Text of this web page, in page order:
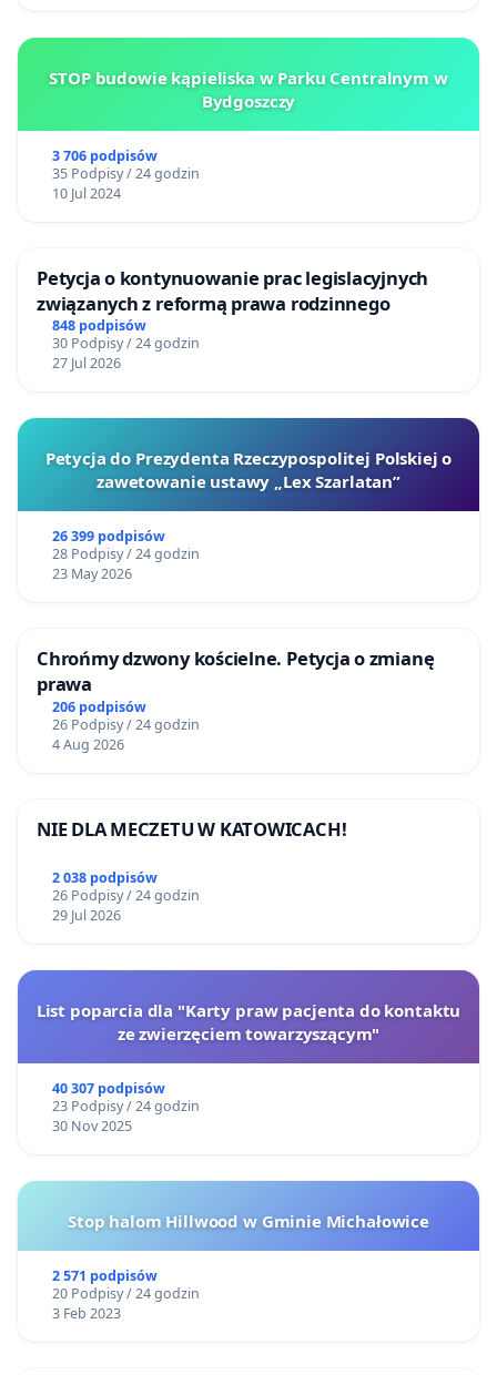
STOP budowie kąpieliska w Parku Centralnym w
Bydgoszczy
3 706 podpisów
35 Podpisy / 24 godzin
10 Jul 2024
Petycja o kontynuowanie prac legislacyjnych
związanych z reformą prawa rodzinnego
848 podpisów
30 Podpisy / 24 godzin
27 Jul 2026
Petycja do Prezydenta Rzeczypospolitej Polskiej o
zawetowanie ustawy „Lex Szarlatan”
26 399 podpisów
28 Podpisy / 24 godzin
23 May 2026
Chrońmy dzwony kościelne. Petycja o zmianę
prawa
206 podpisów
26 Podpisy / 24 godzin
4 Aug 2026
NIE DLA MECZETU W KATOWICACH!
2 038 podpisów
26 Podpisy / 24 godzin
29 Jul 2026
List poparcia dla "Karty praw pacjenta do kontaktu
ze zwierzęciem towarzyszącym"
40 307 podpisów
23 Podpisy / 24 godzin
30 Nov 2025
Stop halom Hillwood w Gminie Michałowice
2 571 podpisów
20 Podpisy / 24 godzin
3 Feb 2023